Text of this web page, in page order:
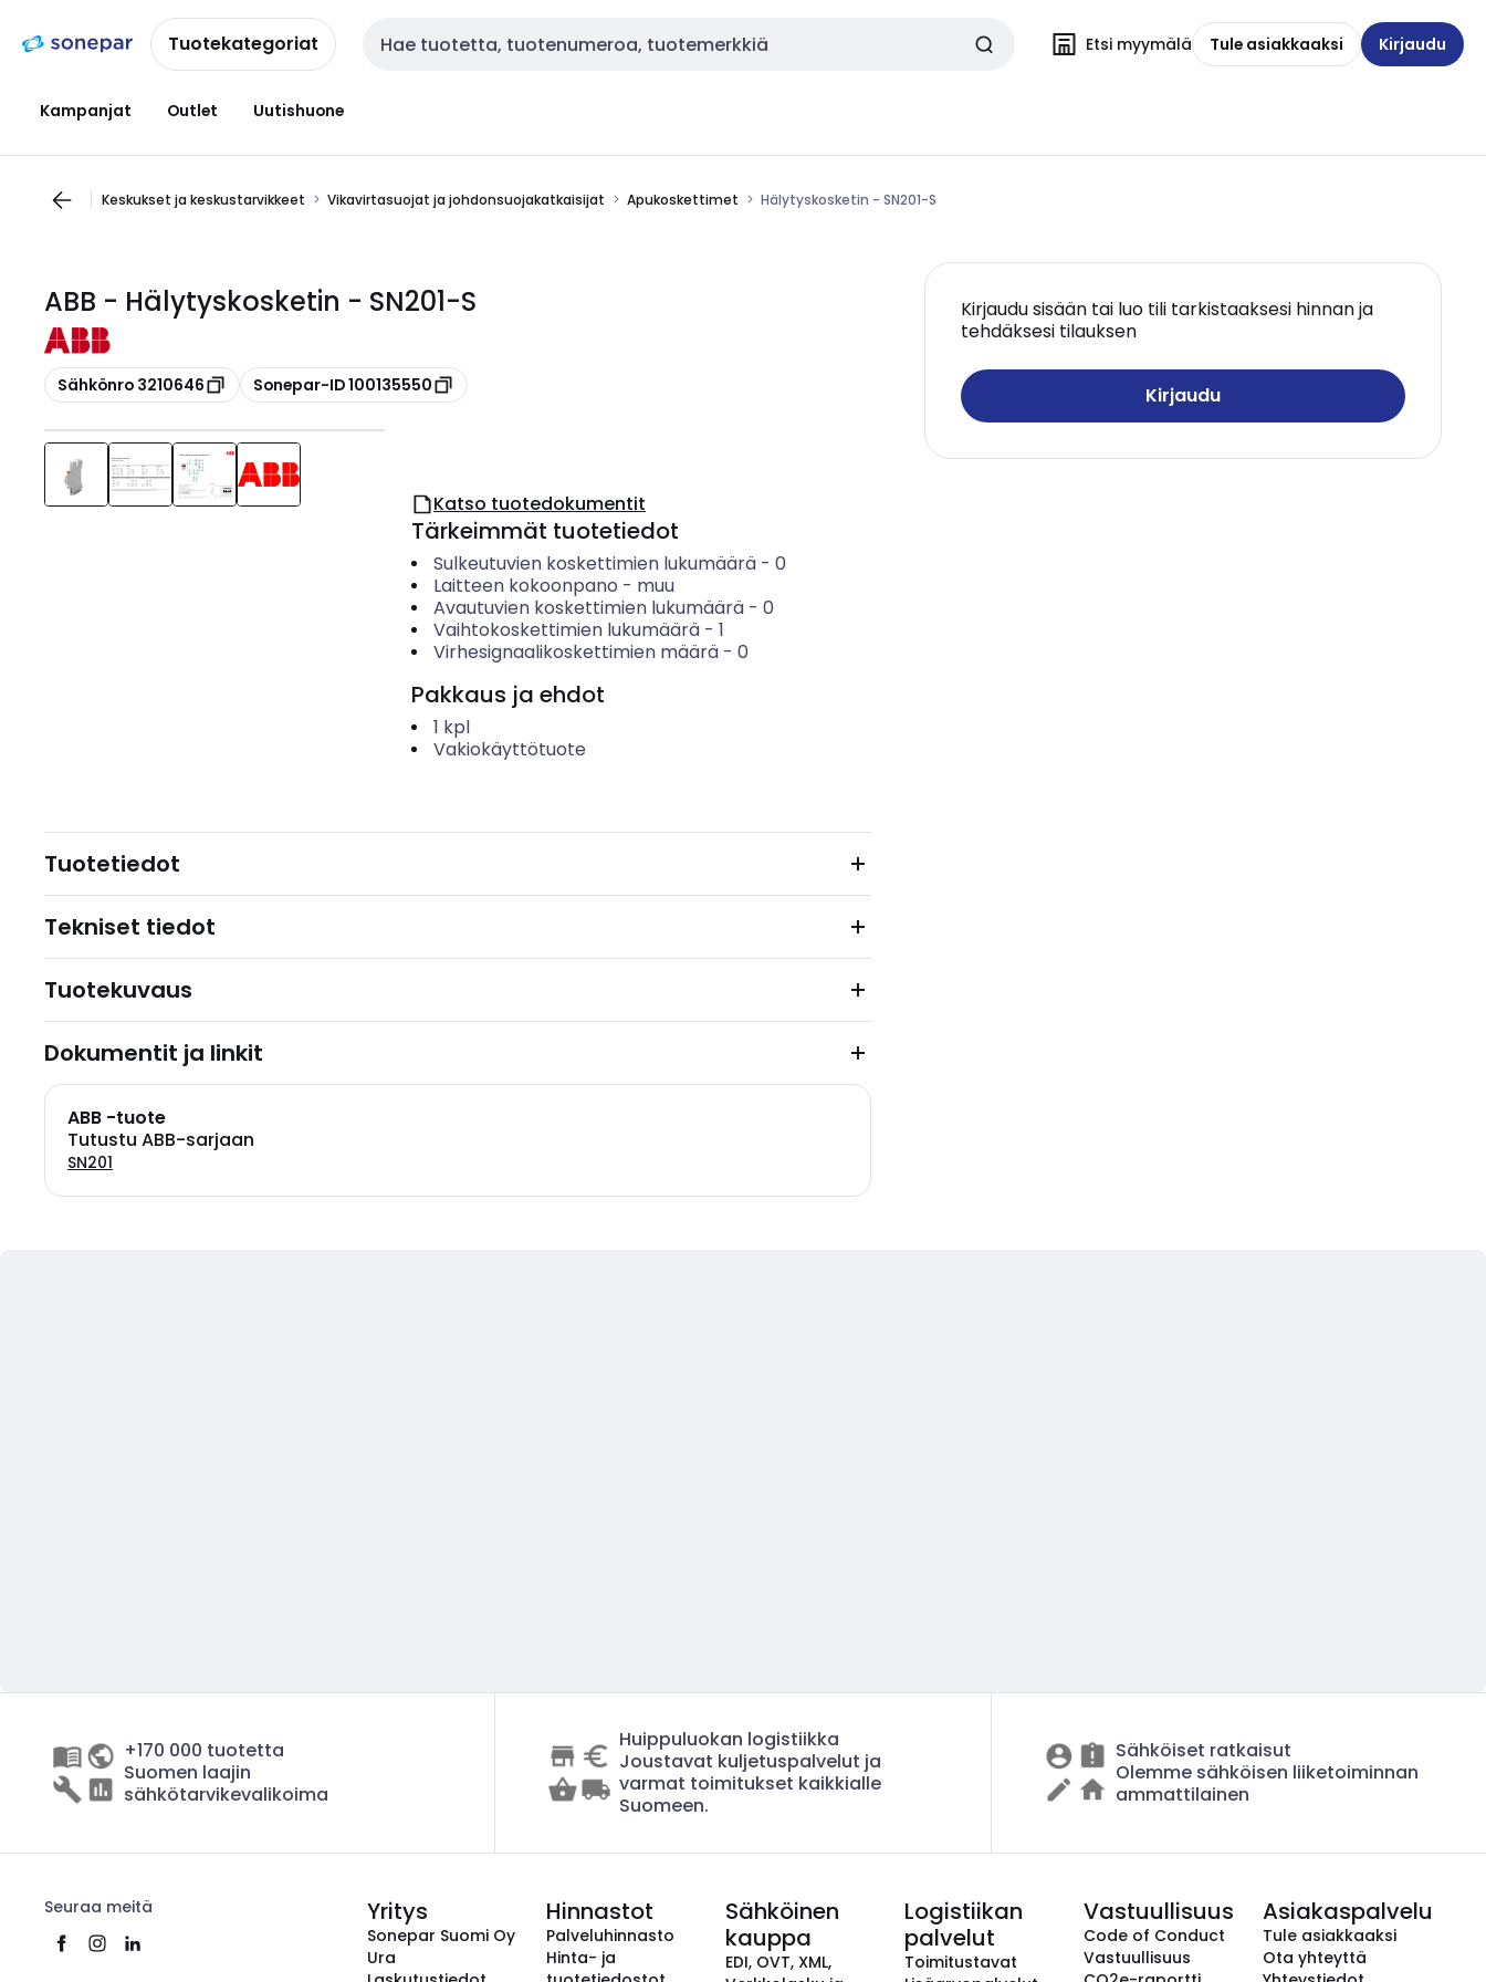
navigointiinsisältöönTuotekategoriat Haku Etsi myymälä Tule asiakkaaksi Kirjaudu
Kampanjat Outlet Uutishuone
Keskukset ja keskustarvikkeet Vikavirtasuojat ja johdonsuojakatkaisijat Apukoskettimet Hälytyskosketin - SN201-S
ABB - Hälytyskosketin - SN201-S
Kopioi
Sähkönro 3210646 Kopioi
Sonepar-ID 100135550
Kirjaudu sisään tai luo tili tarkistaaksesi hinnan ja
tehdäksesi tilauksen
Kirjaudu
Katso tuotedokumentit
Tärkeimmät tuotetiedot
Sulkeutuvien koskettimien lukumäärä- 0
Laitteen kokoonpano - muu
Avautuvien koskettimien lukumäärä- 0
Vaihtokoskettimien lukumäärä- 1
Virhesignaalikoskettimien määrä- 0
Pakkaus ja ehdot
1 kpl
Vakiokäyttötuote
Tuotetiedot
Tekniset tiedot
Tuotekuvaus
Dokumentit ja linkit
ABB -tuote
Tutustu ABB-sarjaan
SN201
+170 000 tuotetta
Suomen laajin
sähkötarvikevalikoima
Huippuluokan logistiikka
Joustavat kuljetuspalvelut ja
varmat toimitukset kaikkialle
Suomeen.
Sähköiset ratkaisut
Olemme sähköisen liiketoiminnan
ammattilainen
Seuraa meitä Yritys
Sonepar Suomi Oy
Ura
Hinnastot
Palveluhinnasto
Hinta- ja
Sähköinen
kauppa
EDI, OVT, XML,
Logistiikan
palvelut
Toimitustavat
Vastuullisuus
Code of Conduct
Vastuullisuus
Asiakaspalvelu
Tule asiakkaaksi
Ota yhteyttä